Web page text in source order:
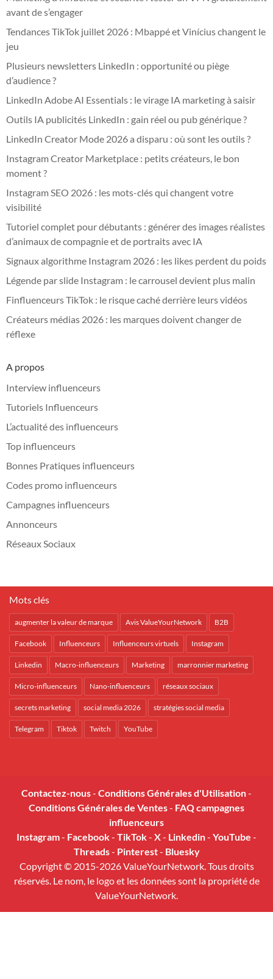
avant de s’engager
Tendances TikTok juillet 2026 : Mbappé et Vinícius changent le
jeu
Plusieurs newsletters LinkedIn : opportunité ou piège
d’audience ?
LinkedIn Adobe AI Essentials : le virage IA marketing à saisir
Outils IA publicités LinkedIn : gain réel ou pub générique ?
LinkedIn Creator Mode 2026 a disparu : où sont les outils ?
Instagram Creator Marketplace : petits créateurs, le bon
moment ?
Instagram SEO 2026 : les mots-clés qui changent votre
visibilité
Tutoriel complet pour débutants : générer des images réalistes
d’animaux de compagnie et de portraits avec IA
Signaux algorithme Instagram 2026 : les likes perdent du poids
Légende par slide Instagram : le carrousel devient plus malin
Finfluenceurs TikTok : le risque caché derrière leurs vidéos
Créateurs médias 2026 : les marques doivent changer de
réflexe
A propos
Interview influenceurs
Tutoriels Influenceurs
L’actualité des influenceurs
Top influenceurs
Bonnes Pratiques influenceurs
Codes promo influenceurs
Campagnes influenceurs
Annonceurs
Réseaux Sociaux
Mots clés
augmenter la valeur de marque Avis ValueYourNetwork B2B
Facebook Influenceurs Influenceurs virtuels Instagram
Linkedin Macro-influenceurs Marketing marronnier marketing
Micro-influenceurs Nano-influenceurs réseaux sociaux
secrets marketing social media 2026 stratégies social media
Telegram Tiktok Twitch YouTube
Contactez-nous- Conditions Générales d'Utilisation-
Conditions Générales de Ventes- FAQ campagnes
influenceurs
Instagram- Facebook- TikTok- X- Linkedin- YouTube -
Threads- Pinterest- Bluesky
Copyright © 2015-2026 ValueYourNetwork. Tous droits
réservés. Le nom, le logo et les données sont la propriété de
ValueYourNetwork.